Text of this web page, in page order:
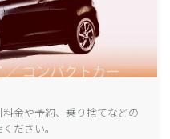
金や予約、乗り捨てなどの
ださい。